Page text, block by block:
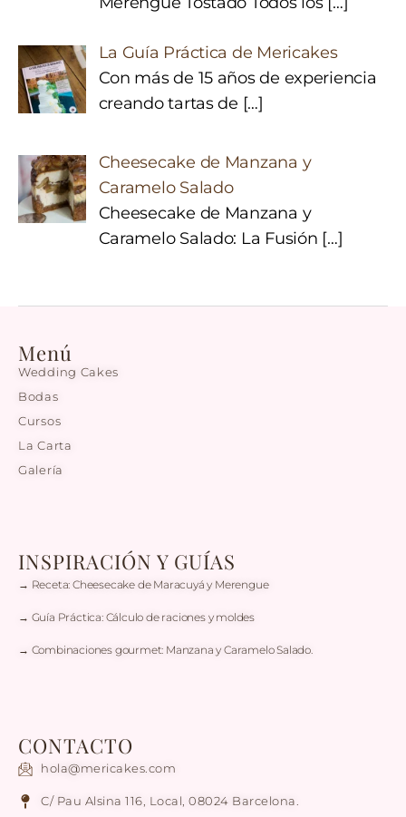
La Guía Práctica de Mericakes
Con más de 15 años de experiencia
creando tartas de […]
Cheesecake de Manzana y
Caramelo Salado
Cheesecake de Manzana y
Caramelo Salado: La Fusión […]
Menú
Wedding Cakes
Bodas
Cursos
La Carta
Galería
INSPIRACIÓN Y GUÍAS
→ Receta: Cheesecake de Maracuyá y Merengue
→ Guía Práctica: Cálculo de raciones y moldes
→ Combinaciones gourmet: Manzana y Caramelo Salado.
CONTACTO
hola@mericakes.com
C/ Pau Alsina 116, Local, 08024 Barcelona.